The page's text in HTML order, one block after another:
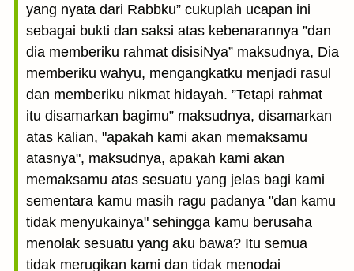
yang nyata dari Rabbku” cukuplah ucapan ini
sebagai bukti dan saksi atas kebenarannya ”dan
dia memberiku rahmat disisiNya” maksudnya, Dia
memberiku wahyu, mengangkatku menjadi rasul
dan memberiku nikmat hidayah. ”Tetapi rahmat
itu disamarkan bagimu” maksudnya, disamarkan
atas kalian, "apakah kami akan memaksamu
atasnya", maksudnya, apakah kami akan
memaksamu atas sesuatu yang jelas bagi kami
sementara kamu masih ragu padanya "dan kamu
tidak menyukainya" sehingga kamu berusaha
menolak sesuatu yang aku bawa? Itu semua
tidak merugikan kami dan tidak menodai